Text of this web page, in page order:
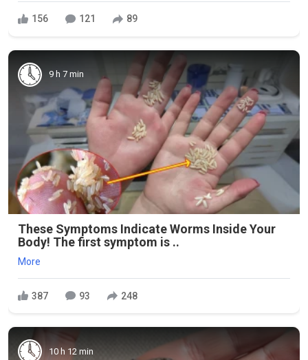
156 121 89
9 h 7 min
These Symptoms Indicate Worms Inside Your
Body! The first symptom is ..
More
387 93 248
10 h 12 min